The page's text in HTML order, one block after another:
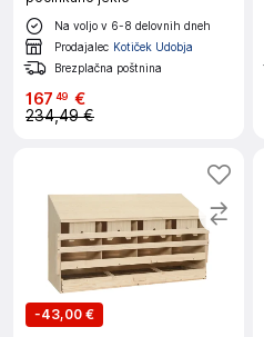
Na voljo v 6-8 delovnih dneh
Prodajalec Kotiček Udobja
Brezplačna poštnina
167 49 €
234,49 €
-43,00 €